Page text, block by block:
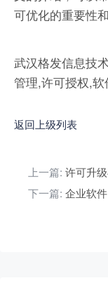
可优化的重要性和
武汉格发信息技
管理,许可授权,软
返回上级列表
上一篇:
下一篇: 企业软件